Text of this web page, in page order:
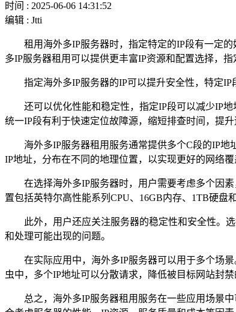
时间 : 2025-06-06 14:31:52
编辑 : Jtti
租用海外多IP服务器时，指定特定的IP段有一定的
多IP服务器租用可以提供更丰富IP资源和配置选择，指
指定海外多IP服务器的IP可以提升安全性，特定IP
还可以优化性能和稳定性，指定IP段可以减少IP地
统一IP段有利于快速定位故障源，缩短排查时间，提升
海外多IP服务器租用服务通常提供多个C段的IP地
IP地址，分布在不同的地理位置，以实现更好的网络覆
在选择海外多IP服务器时，用户需要考虑多个因
置包括英特尔高性能系列 CPU、 16GB内存、 1TB硬盘和
此外，用户还应关注服务器的稳定性和安全性。
和处理可能出现的问题。
在实际应用中，海外多IP服务器可以用于多个场
虫中，多个IP地址可以分散请求，降低被目标网站封
总之，海外多IP服务器租用服务在一些应用场景